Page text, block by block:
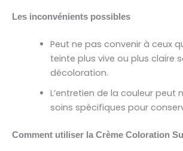
Les inconvénients possibles
Peut ne pas convenir à ceux
teinte plus vive ou plus claire
décoloration.
L’entretien de la couleur peut
soins spécifiques pour
Comment utiliser la Crème Coloration